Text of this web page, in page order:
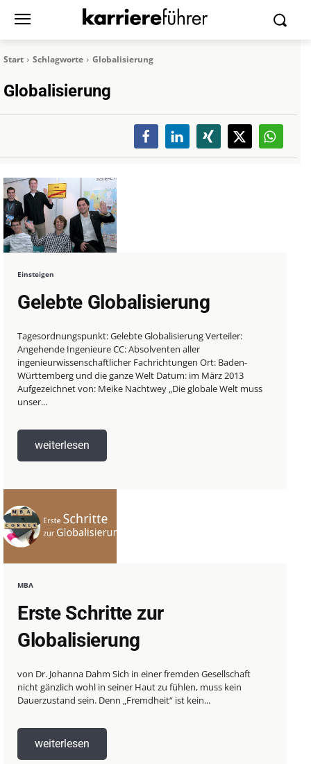
Start Schlagworte Globalisierung
Globalisierung
Einsteigen
Gelebte Globalisierung
Tagesordnungspunkt: Gelebte Globalisierung Verteiler:
Angehende Ingenieure CC: Absolventen aller
ingenieurwissenschaftlicher Fachrichtungen Ort: Baden-
Württemberg und die ganze Welt Datum: im März 2013
Aufgezeichnet von: Meike Nachtwey „Die globale Welt muss
unser...
weiterlesen
MBA
Erste Schritte zur
Globalisierung
von Dr. Johanna Dahm Sich in einer fremden Gesellschaft
nicht gänzlich wohl in seiner Haut zu fühlen, muss kein
Dauerzustand sein. Denn „Fremdheit“ ist kein...
weiterlesen